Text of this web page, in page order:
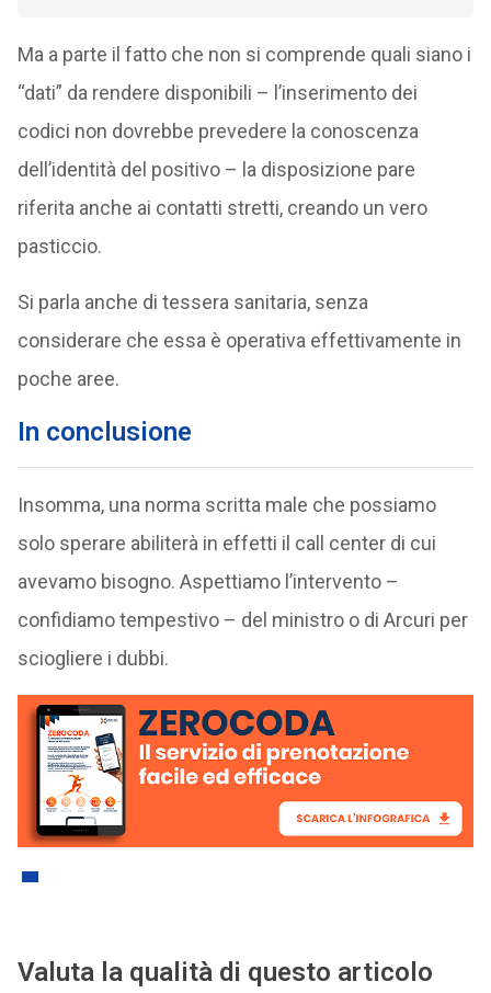
Ma a parte il fatto che non si comprende quali siano i
“dati” da rendere disponibili – l’inserimento dei
codici non dovrebbe prevedere la conoscenza
dell’identità del positivo – la disposizione pare
riferita anche ai contatti stretti, creando un vero
pasticcio.
Si parla anche di tessera sanitaria, senza
considerare che essa è operativa effettivamente in
poche aree.
In conclusione
Insomma, una norma scritta male che possiamo
solo sperare abiliterà in effetti il call center di cui
avevamo bisogno. Aspettiamo l’intervento –
confidiamo tempestivo – del ministro o di Arcuri per
sciogliere i dubbi.
Valuta la qualità di questo articolo